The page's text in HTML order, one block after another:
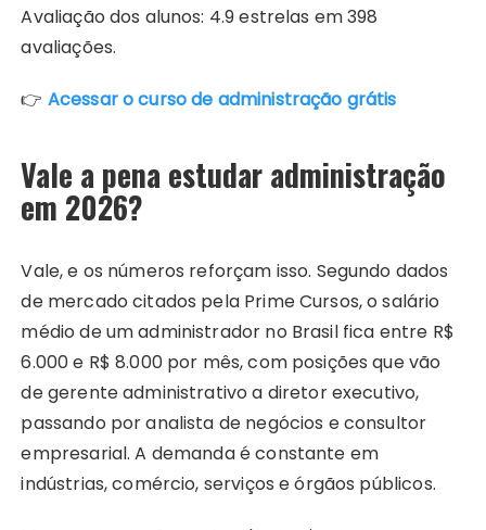
Avaliação dos alunos: 4.9 estrelas em 398
avaliações.
👉 Acessar o curso de administração grátis
Vale a pena estudar administração
em 2026?
Vale, e os números reforçam isso. Segundo dados
de mercado citados pela Prime Cursos, o salário
médio de um administrador no Brasil fica entre R$
6.000 e R$ 8.000 por mês, com posições que vão
de gerente administrativo a diretor executivo,
passando por analista de negócios e consultor
empresarial. A demanda é constante em
indústrias, comércio, serviços e órgãos públicos.